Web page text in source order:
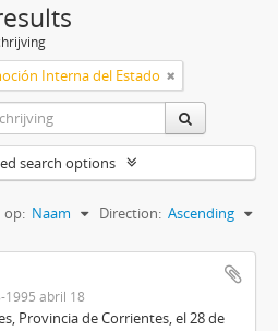
Interna del Estado
search options
op: Naam Direction: Ascending
1995 abril 18
Provincia de Corrientes, el 28 de